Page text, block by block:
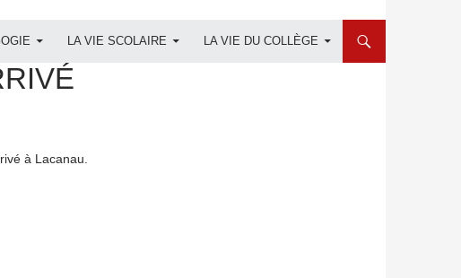
LA VIE SCOLAIRE LA VIE DU COLLÈGE
à Lacanau.